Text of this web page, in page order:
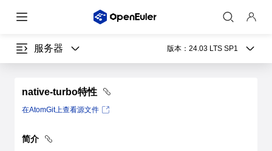
服务器 版本： 24.03 LTS SP1
native-turbo特性
在AtomGit上查看源文件
简介